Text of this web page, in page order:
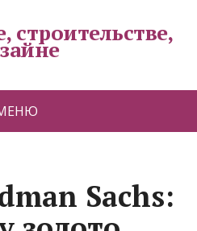
строительстве,
Sachs: